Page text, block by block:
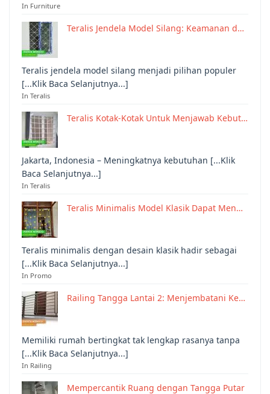
In Furniture
Teralis Jendela Model Silang: Keamanan d…
Teralis jendela model silang menjadi pilihan populer
[...Klik Baca Selanjutnya...]
In Teralis
Teralis Kotak-Kotak Untuk Menjawab Kebut…
Jakarta, Indonesia – Meningkatnya kebutuhan [...Klik
Baca Selanjutnya...]
In Teralis
Teralis Minimalis Model Klasik Dapat Men…
Teralis minimalis dengan desain klasik hadir sebagai
[...Klik Baca Selanjutnya...]
In Promo
Railing Tangga Lantai 2: Menjembatani Ke…
Memiliki rumah bertingkat tak lengkap rasanya tanpa
[...Klik Baca Selanjutnya...]
In Railing
Mempercantik Ruang dengan Tangga Putar